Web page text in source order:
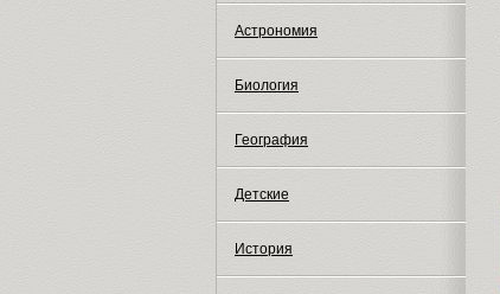
Астрономия
Биология
География
Детские
История